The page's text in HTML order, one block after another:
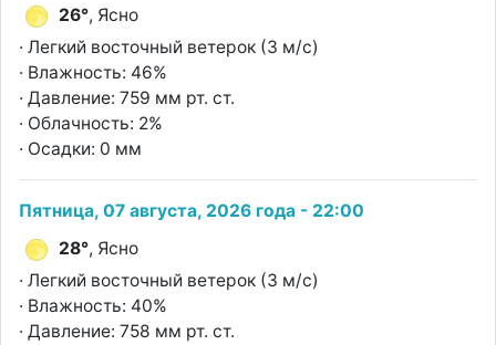
26°, Ясно
· Легкий восточный ветерок (3 м/с)
· Влажность: 46%
· Давление: 759 мм рт. ст.
· Облачность: 2%
· Осадки: 0 мм
Пятница, 07 августа, 2026 года - 22:00
28°, Ясно
· Легкий восточный ветерок (3 м/с)
· Влажность: 40%
· Давление: 758 мм рт. ст.